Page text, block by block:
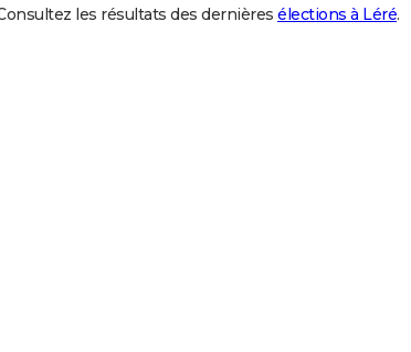
les résultats des dernières élections à Léré.